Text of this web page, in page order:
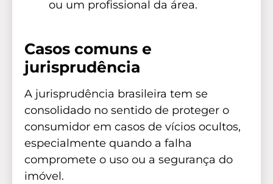
ou um profissional da área.
Casos comuns e
jurisprudência
A jurisprudência brasileira tem se
consolidado no sentido de proteger o
consumidor em casos de vícios ocultos,
especialmente quando a falha
compromete o uso ou a segurança do
imóvel.